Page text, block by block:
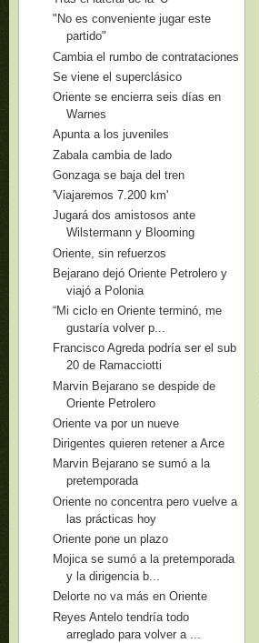
"No es conveniente jugar este
partido"
Cambia el rumbo de contrataciones
Se viene el superclásico
Oriente se encierra seis días en
Warnes
Apunta a los juveniles
Zabala cambia de lado
Gonzaga se baja del tren
'Viajaremos 7.200 km'
Jugará dos amistosos ante
Wilstermann y Blooming
Oriente, sin refuerzos
Bejarano dejó Oriente Petrolero y
viajó a Polonia
“Mi ciclo en Oriente terminó, me
gustaría volver p...
Francisco Agreda podría ser el sub
20 de Ramacciotti
Marvin Bejarano se despide de
Oriente Petrolero
Oriente va por un nueve
Dirigentes quieren retener a Arce
Marvin Bejarano se sumó a la
pretemporada
Oriente no concentra pero vuelve a
las prácticas hoy
Oriente pone un plazo
Mojica se sumó a la pretemporada
y la dirigencia b...
Delorte no va más en Oriente
Reyes Antelo tendría todo
arreglado para volver a ...